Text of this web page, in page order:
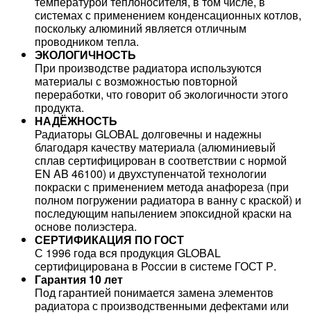
системах с применением конденсационных котлов,
поскольку алюминий является отличным
проводником тепла.
ЭКОЛОГИЧНОСТЬ
При производстве радиатора используются
материалы с возможностью повторной
переработки, что говорит об экологичности этого
продукта.
НАДЁЖНОСТЬ
Радиаторы GLOBAL долговечны и надежны
благодаря качеству материала (алюминиевый
сплав сертифицирован в соответствии с нормой
EN AB 46100) и двухступенчатой технологии
покраски с применением метода анафореза (при
полном погружении радиатора в ванну с краской) и
последующим напылением эпоксидной краски на
основе полиэстера.
СЕРТИФИКАЦИЯ ПО ГОСТ
С 1996 года вся продукция GLOBAL
сертифицирована в России в системе ГОСТ Р.
Гарантия 10 лет
Под гарантией понимается замена элементов
радиатора с производственными дефектами или